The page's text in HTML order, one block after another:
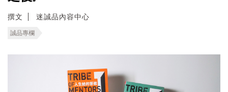
撰文 迷誠品內容中心
誠品專欄